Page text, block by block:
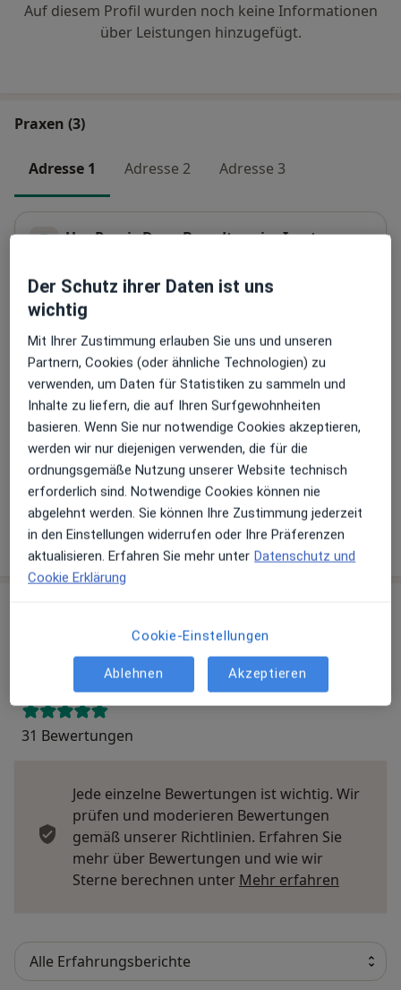
Auf diesem Profil wurden noch keine Informationen
über Leistungen hinzugefügt.
Praxen (3)
Adresse 1 Adresse 2 Adresse 3
Uro Praxis Dres. Brandtner im Isarturm
Verfügbarkeit
Dr. med. Andreas Brandtner bietet an diesem
Standort über Jameda keine Online-
Terminbuchung an
Telefonnummer
09951 60...Telefonnummer anzeigen
Mehr Details anzeigen
über die Adresse
Bewerten
31 Bewertungen
Jede einzelne Bewertungen ist wichtig. Wir
prüfen und moderieren Bewertungen
gemäß unserer Richtlinien. Erfahren Sie
mehr über Bewertungen und wie wir
Sterne berechnen unter Mehr erfahren
Der Schutz ihrer Daten ist uns
wichtig
Mit Ihrer Zustimmung erlauben Sie uns und unseren
Partnern, Cookies (oder ähnliche Technologien) zu
verwenden, um Daten für Statistiken zu sammeln und
Inhalte zu liefern, die auf Ihren Surfgewohnheiten
basieren. Wenn Sie nur notwendige Cookies akzeptieren,
werden wir nur diejenigen verwenden, die für die
ordnungsgemäße Nutzung unserer Website technisch
erforderlich sind. Notwendige Cookies können nie
abgelehnt werden. Sie können Ihre Zustimmung jederzeit
in den Einstellungen widerrufen oder Ihre Präferenzen
aktualisieren. Erfahren Sie mehr unter Datenschutz und
Cookie Erklärung
Cookie-Einstellungen
Ablehnen Akzeptieren